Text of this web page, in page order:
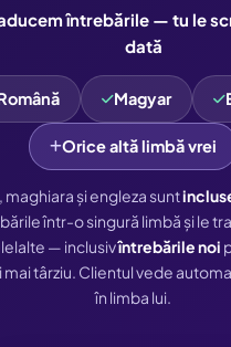
întrebările — tu le
dată
Magyar
Orice altă limbă vrei
maghiara și engleza sunt
într-o singură limbă și le
— inclusivîntrebările noi
mai târziu. Clientul vede
în limba lui.